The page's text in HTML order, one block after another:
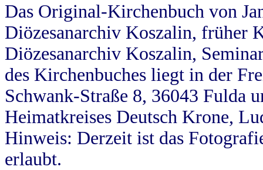
Das Original-Kirchenbuch von
Diözesanarchiv Koszalin, früher
Diözesanarchiv Koszalin,
des Kirchenbuches liegt in der
Schwank-Straße 8, 36043 Fulda
Heimatkreises Deutsch Krone,
Hinweis: Derzeit ist das
erlaubt.